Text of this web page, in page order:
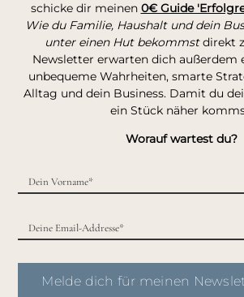
schicke dir meinen 0€ Guide
Wie du Familie, Haushalt und dein
unter einen Hut bekommstdirekt
Newsletter erwarten dich außerdem
unbequeme Wahrheiten, smarte
Alltag und dein Business. Damit du
ein Stück näher
Worauf wartest du?
Melde dich für meinen